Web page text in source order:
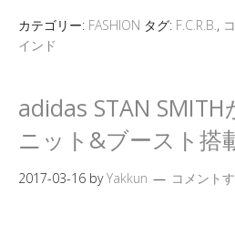
カテゴリー: FASHION タグ: F.C.R.B.,
インド
adidas STAN
ニット&ブースト搭
2017-03-16 byYakkun コメント